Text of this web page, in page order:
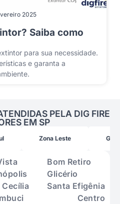
2025
Saiba como
para sua necessidade.
e garanta a
PELA DIG FIRE
EM SP
Zona Leste
Cecília
Bom Retiro
Glicério
Santa Efigênia
Centro